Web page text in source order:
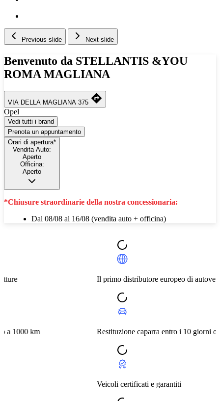
Previous slide Next slide
Benvenuto da STELLANTIS &YOU
ROMA MAGLIANA
VIA DELLA MAGLIANA 375
Opel
Vedi tutti i brand
Prenota un appuntamento
Orari di apertura*
Vendita Auto:
Aperto
Officina:
Aperto
*Chiusure straordinarie della nostra concessionaria:
Dal 08/08 al 16/08 (vendita auto + officina)
Il primo distributore europeo di autovetture
Restituzione caparra entro i 10 giorni o a 1000 km
Veicoli certificati e garantiti